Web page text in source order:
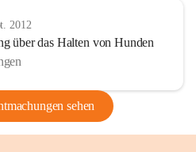
2012
über das Halten von Hunden
sehen